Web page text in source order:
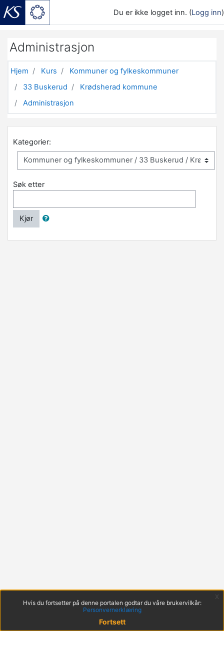
Du er ikke logget inn. (Logg inn)
Administrasjon
Hjem Kurs
Kommuner og fylkeskommuner
33 Buskerud
Krødsherad kommune
Administrasjon
Kategorier:
Søk etter
Kjør
Hvis du fortsetter på denne portalen godtar du våre brukervilkår:
Personvernerklæring
Fortsett
x